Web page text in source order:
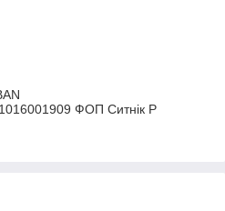
ФОП Ситнік Р